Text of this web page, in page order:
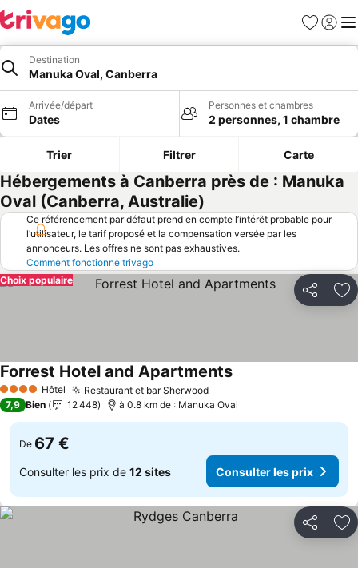
Favoris
Se
Destination
Manuka Oval, Canberra
Arrivée/départ
Dates
Personnes et chambres
2 personnes, 1 chambre
Trier Filtrer Carte
Hébergements à Canberra près de : Manuka
Oval (Canberra, Australie)
Ce référencement par défaut prend en compte l’intérêt probable pour
l’utilisateur, le tarif proposé et la compensation versée par les
annonceurs. Les offres ne sont pas exhaustives.
Comment fonctionne trivago
Partager
Choix populaire
4 Étoiles Hôtel Restaurant et bar Sherwood
Forrest Hotel and Apartments
7,9 Bien 12 448 à 0.8 km de : Manuka Oval
De 67 €
Consulter les prix de 12 sites Consulter les prix
Partager